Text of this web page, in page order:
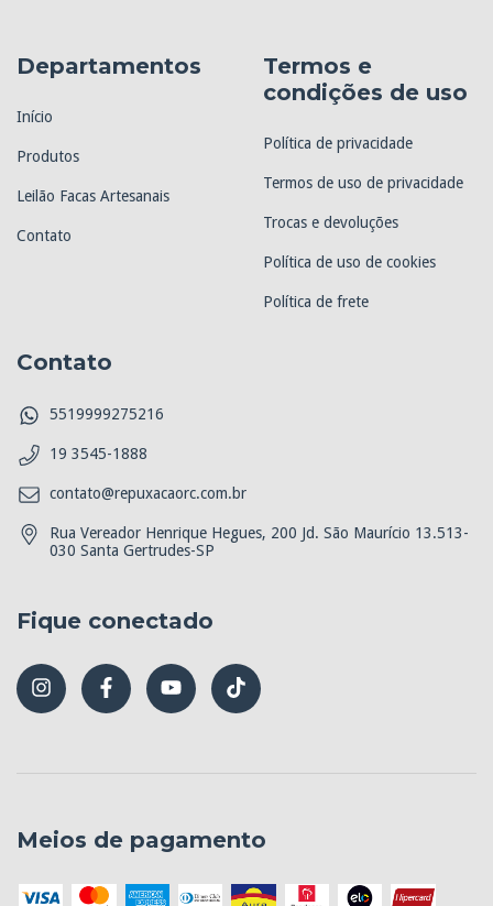
Departamentos
Início
Produtos
Leilão Facas Artesanais
Contato
Termos e
condições de uso
Política de privacidade
Termos de uso de privacidade
Trocas e devoluções
Política de uso de cookies
Política de frete
Contato
5519999275216
19 3545-1888
contato@repuxacaorc.com.br
Rua Vereador Henrique Hegues, 200 Jd. São Maurício 13.513-
030 Santa Gertrudes-SP
Fique conectado
Meios de pagamento